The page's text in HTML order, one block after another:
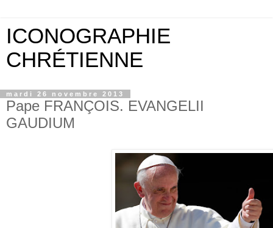
ICONOGRAPHIE
CHRÉTIENNE
mardi 26 novembre 2013
Pape FRANÇOIS. EVANGELII
GAUDIUM